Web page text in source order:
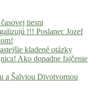
tiesni
!!! Poslanec Jozef
kladené otázky
Ako dopadne fajčenie
a Šalviou Divotvornou